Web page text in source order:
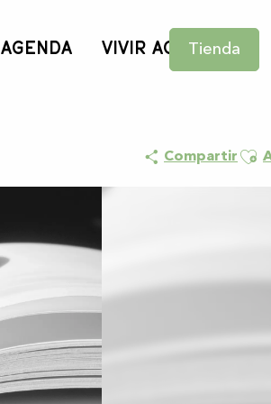
Tienda
AGENDA VIVIR AQUÍ
Compartir